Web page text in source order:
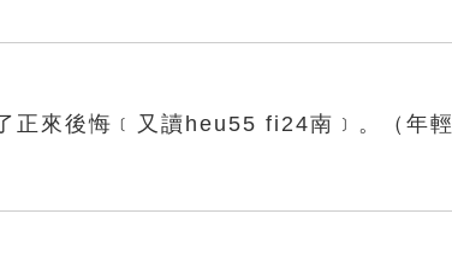
正來後悔﹝又讀heu55 fi24南﹞。（年輕